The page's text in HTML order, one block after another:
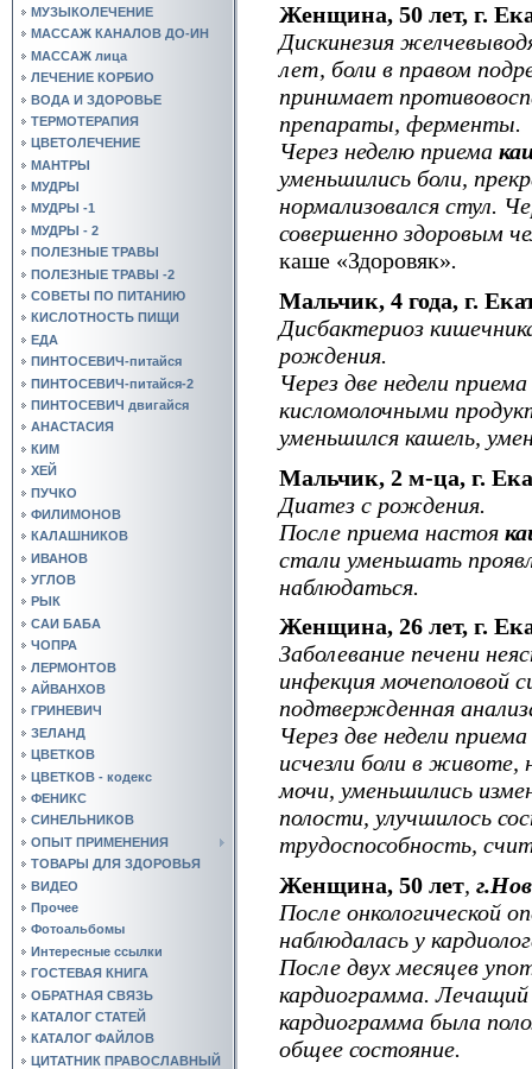
МУЗЫКОЛЕЧЕНИЕ
МАССАЖ КАНАЛОВ ДО-ИН
МАССАЖ лица
ЛЕЧЕНИЕ КОРБИО
ВОДА И ЗДОРОВЬЕ
ТЕРМОТЕРАПИЯ
ЦВЕТОЛЕЧЕНИЕ
МАНТРЫ
МУДРЫ
МУДРЫ -1
МУДРЫ - 2
ПОЛЕЗНЫЕ ТРАВЫ
ПОЛЕЗНЫЕ ТРАВЫ -2
СОВЕТЫ ПО ПИТАНИЮ
КИСЛОТНОСТЬ ПИЩИ
ЕДА
ПИНТОСЕВИЧ-питайся
ПИНТОСЕВИЧ-питайся-2
ПИНТОСЕВИЧ двигайся
АНАСТАСИЯ
КИМ
ХЕЙ
ПУЧКО
ФИЛИМОНОВ
КАЛАШНИКОВ
ИВАНОВ
УГЛОВ
РЫК
САИ БАБА
ЧОПРА
ЛЕРМОНТОВ
АЙВАНХОВ
ГРИНЕВИЧ
ЗЕЛАНД
ЦВЕТКОВ
ЦВЕТКОВ - кодекс
ФЕНИКС
СИНЕЛЬНИКОВ
ОПЫТ ПРИМЕНЕНИЯ
ТОВАРЫ ДЛЯ ЗДОРОВЬЯ
ВИДЕО
Прочее
Фотоальбомы
Интересные ссылки
ГОСТЕВАЯ КНИГА
ОБРАТНАЯ СВЯЗЬ
КАТАЛОГ СТАТЕЙ
КАТАЛОГ ФАЙЛОВ
ЦИТАТНИК ПРАВОСЛАВНЫЙ
Женщина, 50 лет, г.
Дискинезия
лет, боли в правом
принимает
препараты, ферменты.
Через неделю приема
уменьши­лись боли,
нормализовался стул.
совершенно здоровым
каше «Здоровяк».
Мальчик, 4 года, г.
Дисбактериоз
рождения.
Через две недели приема
кисломолочными
уменьшился кашель,
Мальчик, 2 м-ца, г.
Диатез с рождения.
После приема настоя
стали уменьшать
наблюдаться.
Женщина, 26 лет, г.
Заболевание печени
инфекция мочеполовой
подтвержденная
Через две недели приема
исчезли боли в животе,
мочи, уменьшились
полости, улучшилось
трудоспособность,
Женщина, 50 лет,
После онкологической
наблюдалась у
После двух месяцев
кардиограмма. Лечащий
кардиограмма была
общее состояние.